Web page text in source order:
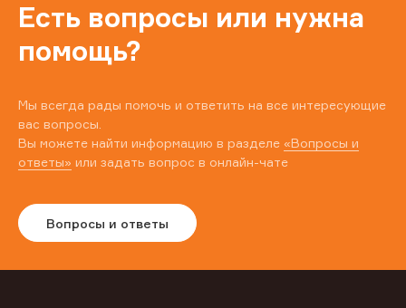
Есть вопросы или нужна
помощь?
Мы всегда рады помочь и ответить на все интересующие
вас вопросы.
Вы можете найти информацию в разделе «Вопросы и
ответы» или задать вопрос в онлайн-чате
Вопросы и ответы